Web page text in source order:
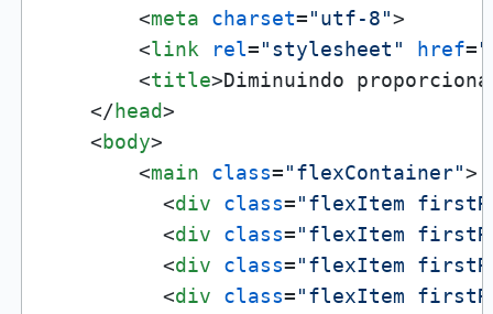
<meta charset="utf-8">
<link rel="stylesheet" href=
<title>Diminuindo
</head>
<body>
<main class="flexContainer">
<div class="flexItem
<div class="flexItem
<div class="flexItem
<div class="flexItem